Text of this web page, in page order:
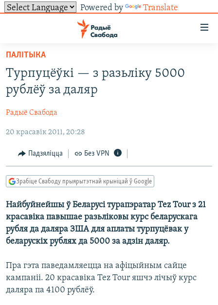
Powered by Translate
ўнівэрсальнага
доступу
Перайсьці
да
галоўнага
Перайсьці
да
навігацыі
Перайсьці
да
пошуку
УСЕ НАВІНЫ
ЛЮДЗІ
ПАЛІТЫКА
ЭКАНОМІКА
БЕЛАРУСЫ НА ВАЙНЕ
ПАЛІТВЯЗЬНІ
КУЛЬТУРА
КАЛЯНДАР
ТОЛЬКІ НА СВАБОДЗЕ
БЛОГІ
ГІСТОРЫЯ НА СВАБОДЗЕ
ПАДКАСТЫ
АЎДЫЁКНІГІ
PREMIUM
МОВА
НА ХВАЛЯХ СВАБОДЫ
СУВЯЗЬ
АБЫСЬЦІ БЛЯКАВАНЬНЕ
ПАДЗЯЛІЦЦА ІНФАРМАЦЫЯЙ
ПАДПІСАЦЦА
RSS
ПАДКАСТЫ
TWITTER
Усе сайты РС/РСЭ
ПАЛІТЫКА
Турпуцёўкі — з разьліку 5000
рублёў за даляр
Радыё Свабода
20 красавік 2011, 20:28
Падзяліцца Без VPN
Зрабіце Свабоду прыярытэтнай крыніцай ў Google
Найбуйнейшы ў Беларусі турапэратар Tez Tour з 21
красавіка павышае разьліковы курс беларускага
рубля да даляра ЗША для аплаты турпуцёвак у
беларускіх рублях да 5000 за адзін даляр.
Пра гэта паведамляецца на афіцыйным сайце
кампаніі. 20 красавіка Tez Tour яшчэ лічыў курс
даляра па 4100 рублёў.